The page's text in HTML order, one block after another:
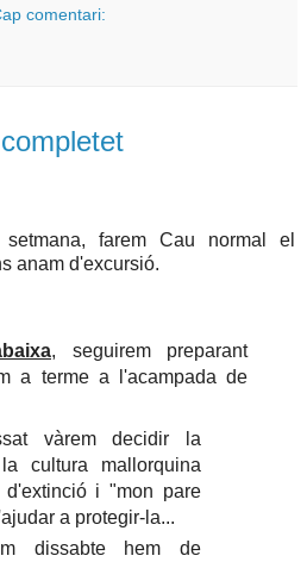
comentari:
farem Cau normal el
anam d'excursió.
, seguirem preparant
a terme a l'acampada de
vàrem decidir la
cultura mallorquina
i "mon pare
a protegir-la...
dissabte hem de